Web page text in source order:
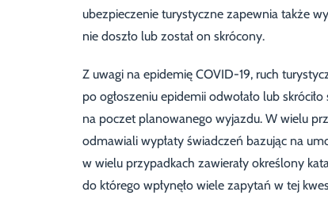
ubezpieczenie turystyczne zapewnia także
nie doszło lub został on skrócony.
Z uwagi na epidemię COVID-19, ruch
po ogłoszeniu epidemii odwołało lub
na poczet planowanego wyjazdu. W wielu
odmawiali wypłaty świadczeń bazując na
w wielu przypadkach zawierały określony
do którego wpłynęło wiele zapytań w tej